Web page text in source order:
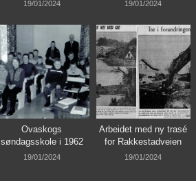
19/01/2024 19/01/2024
Ovaskogs
søndagsskole i 1962
19/01/2024
Arbeidet med ny trasé
for Rakkestadveien
19/01/2024